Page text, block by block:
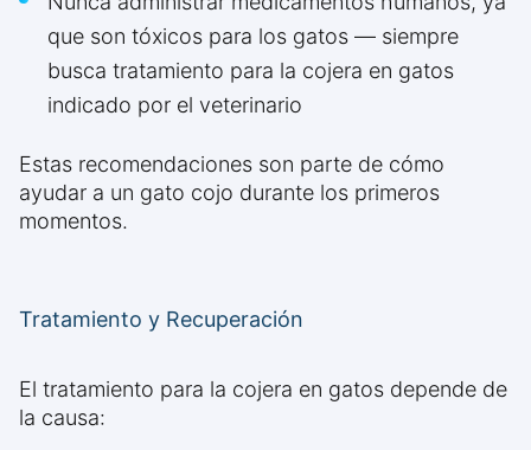
que son tóxicos para los gatos — siempre
busca tratamiento para la cojera en gatos
indicado por el veterinario
Estas recomendaciones son parte de cómo
ayudar a un gato cojo durante los primeros
momentos.
Tratamiento y Recuperación
El tratamiento para la cojera en gatos depende de
la causa: